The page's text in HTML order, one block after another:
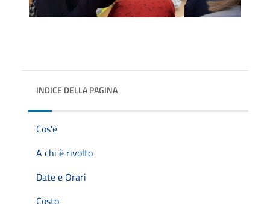
INDICE DELLA PAGINA
Cos'è
A chi è rivolto
Date e Orari
Costo